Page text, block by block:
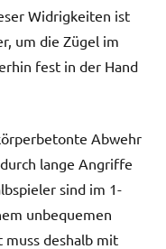
Widrigkeiten ist
um die Zügel im
fest in der Hand
Abwehr
lange Angriffe
sind im 1-
unbequemen
muss deshalb mit